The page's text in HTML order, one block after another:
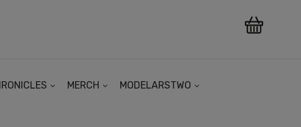
MERCH MODELARSTWO